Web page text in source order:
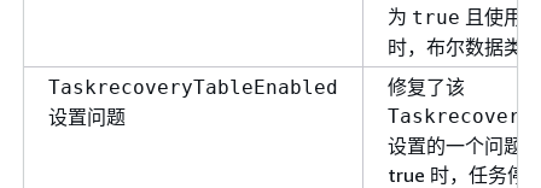
为 true 且使用
时，布尔数据类
TaskrecoveryTableEnabled
设置问题
修复了该
设置的一个问题
true 时，任务停